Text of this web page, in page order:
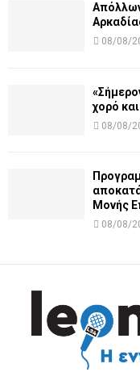
08/08/
χορό
08/08/
Μονής
08/08/